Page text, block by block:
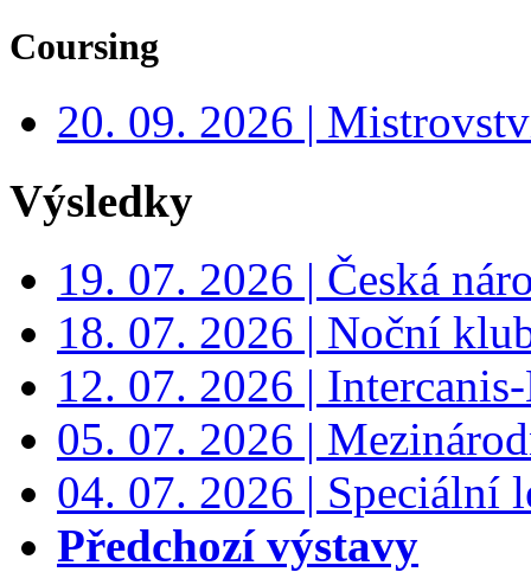
Coursing
20. 09. 2026 |
Výsledky
19. 07. 2026 | Česká
18. 07. 2026 | Noční
12. 07. 2026 |
05. 07. 2026 |
04. 07. 2026 | Speciální
Předchozí výstavy